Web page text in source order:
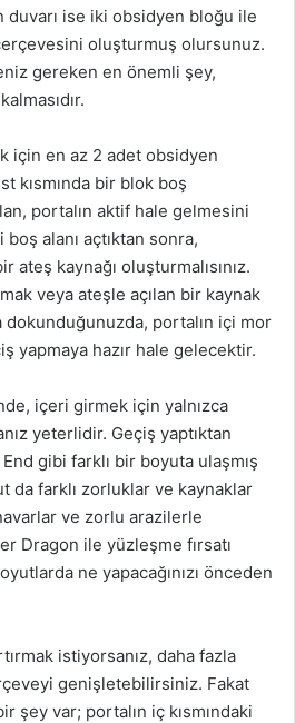
ise iki obsidyen bloğu ile
oluşturmuş olursunuz.
gereken en önemli şey,
için en az 2 adet obsidyen
kısmında bir blok boş
portalın aktif hale gelmesini
alanı açtıktan sonra,
kaynağı oluşturmalısınız.
veya ateşle açılan bir kaynak
portalın içi mor
yapmaya hazır hale gelecektir.
içeri girmek için yalnızca
yeterlidir. Geçiş yaptıktan
gibi farklı bir boyuta ulaşmış
da farklı zorluklar ve kaynaklar
ve zorlu arazilerle
Dragon ile yüzleşme fırsatı
ne yapacağınızı önceden
istiyorsanız, daha fazla
genişletebilirsiniz. Fakat
şey var; portalın iç kısmındaki